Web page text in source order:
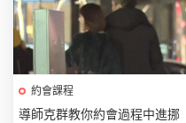
約會課程
導師克群教你約會過程中進挪